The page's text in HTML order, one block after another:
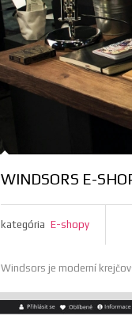
WINDSORS E-
kategória E-shopy
Windsors je moderní